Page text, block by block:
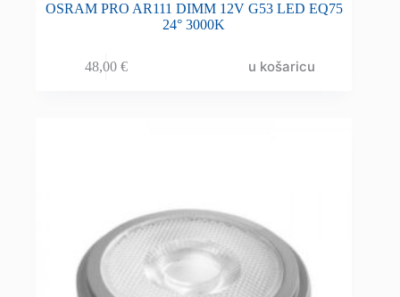
OSRAM PRO AR111 DIMM 12V G53 LED EQ75
24° 3000K
48,00 € u košaricu